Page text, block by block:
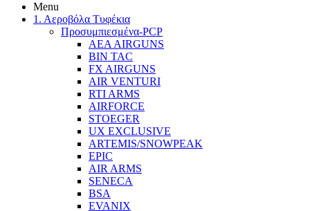
Menu
1. Αεροβόλα Τυφέκια
Προσυμπιεσμένα-PCP
AEA AIRGUNS
BIN TAC
FX AIRGUNS
AIR VENTURI
RTI ARMS
AIRFORCE
STOEGER
UX EXCLUSIVE
ARTEMIS/SNOWPEAK
EPIC
AIR ARMS
SENECA
BSA
EVANIX